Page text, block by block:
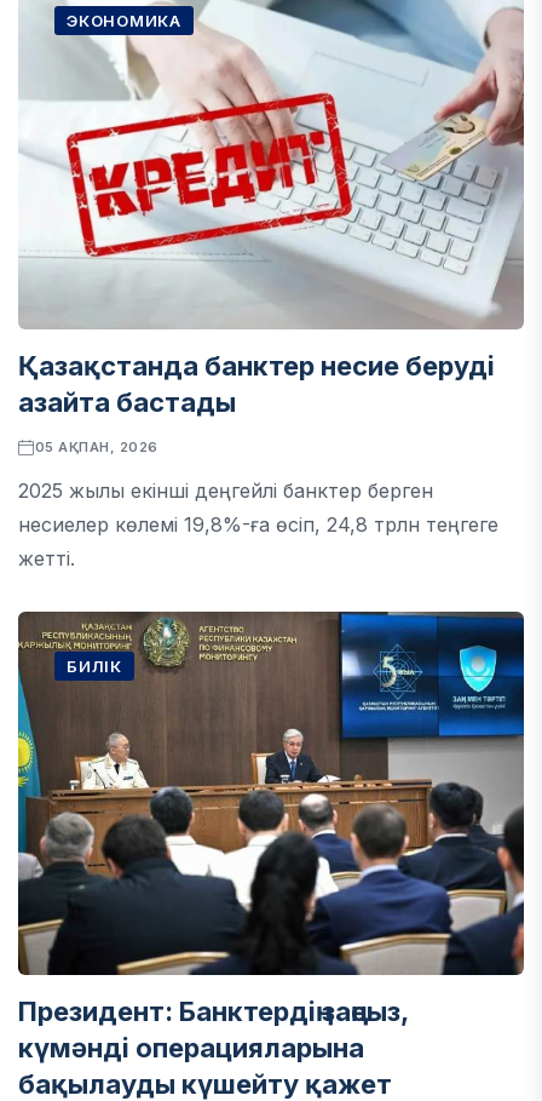
ЭКОНОМИКА
Қазақстанда банктер несие беруді
азайта бастады
05 АҚПАН, 2026
2025 жылы екінші деңгейлі банктер берген
несиелер көлемі 19,8%-ға өсіп, 24,8 трлн теңгеге
жетті.
БИЛІК
Президент: Банктердің заңсыз,
күмәнді операцияларына
бақылауды күшейту қажет